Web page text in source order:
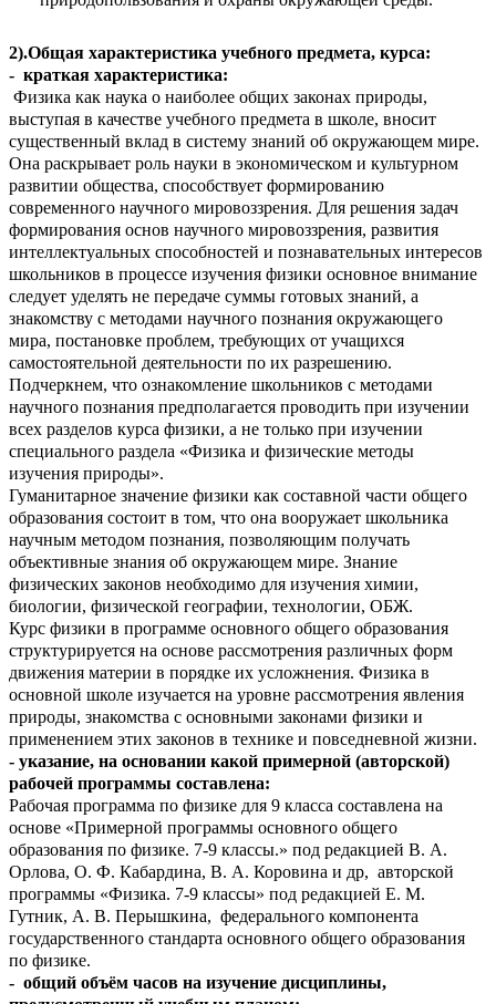
2).Общая характеристика учебного предмета, курса:
- краткая характеристика:
Физика как наука о наиболее общих законах природы,
выступая в качестве учебного предмета в школе, вносит
существенный вклад в систему знаний об окружающем мире.
Она раскрывает роль науки в экономическом и культурном
развитии общества, способствует формированию
современного научного мировоззрения. Для решения задач
формирования основ научного мировоззрения, развития
интеллектуальных способностей и познавательных интересов
школьников в процессе изучения физики основное внимание
следует уделять не передаче суммы готовых знаний, а
знакомству с методами научного познания окружающего
мира, постановке проблем, требующих от учащихся
самостоятельной деятельности по их разрешению.
Подчеркнем, что ознакомление школьников с методами
научного познания предполагается проводить при изучении
всех разделов курса физики, а не только при изучении
специального раздела «Физика и физические методы
изучения природы».
Гуманитарное значение физики как составной части общего
образования состоит в том, что она вооружает школьника
научным методом познания, позволяющим получать
объективные знания об окружающем мире. Знание
физических законов необходимо для изучения химии,
биологии, физической географии, технологии, ОБЖ.
Курс физики в программе основного общего образования
структурируется на основе рассмотрения различных форм
движения материи в порядке их усложнения. Физика в
основной школе изучается на уровне рассмотрения явления
природы, знакомства с основными законами физики и
применением этих законов в технике и повседневной жизни.
- указание, на основании какой примерной (авторской)
рабочей программы составлена:
Рабочая программа по физике для 9 класса составлена на
основе «Примерной программы основного общего
образования по физике. 7-9 классы.» под редакцией В. А.
Орлова, О. Ф. Кабардина, В. А. Коровина и др, авторской
программы «Физика. 7-9 классы» под редакцией Е. М.
Гутник, А. В. Перышкина, федерального компонента
государственного стандарта основного общего образования
по физике.
- общий объём часов на изучение дисциплины,